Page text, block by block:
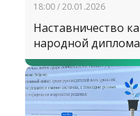
18:00 / 20.01.2026
Наставничество
народной